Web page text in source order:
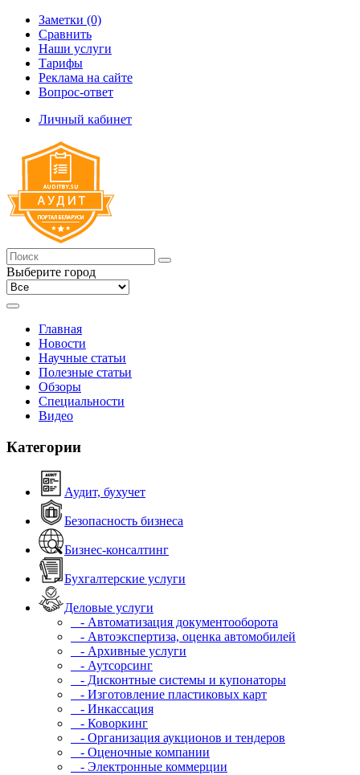
Заметки (0)
Сравнить
Наши услуги
Тарифы
Реклама на сайте
Вопрос-ответ
Личный кабинет
Выберите город
Главная
Новости
Научные статьи
Полезные статьи
Обзоры
Специальности
Видео
Категории
Аудит, бухучет
Безопасность бизнеса
Бизнес-консалтинг
Бухгалтерские услуги
Деловые услуги
- Автоматизация документооборота
- Автоэкспертиза, оценка автомобилей
- Архивные услуги
- Аутсорсинг
- Дисконтные системы и купонаторы
- Изготовление пластиковых карт
- Инкассация
- Коворкинг
- Организация аукционов и тендеров
- Оценочные компании
- Электронные коммерции